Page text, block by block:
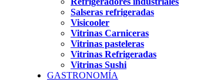
Salseras refrigeradas
Visicooler
Vitrinas Carniceras
Vitrinas pasteleras
Vitrinas Refrigeradas
Vitrinas Sushi
GASTRONOMÍA